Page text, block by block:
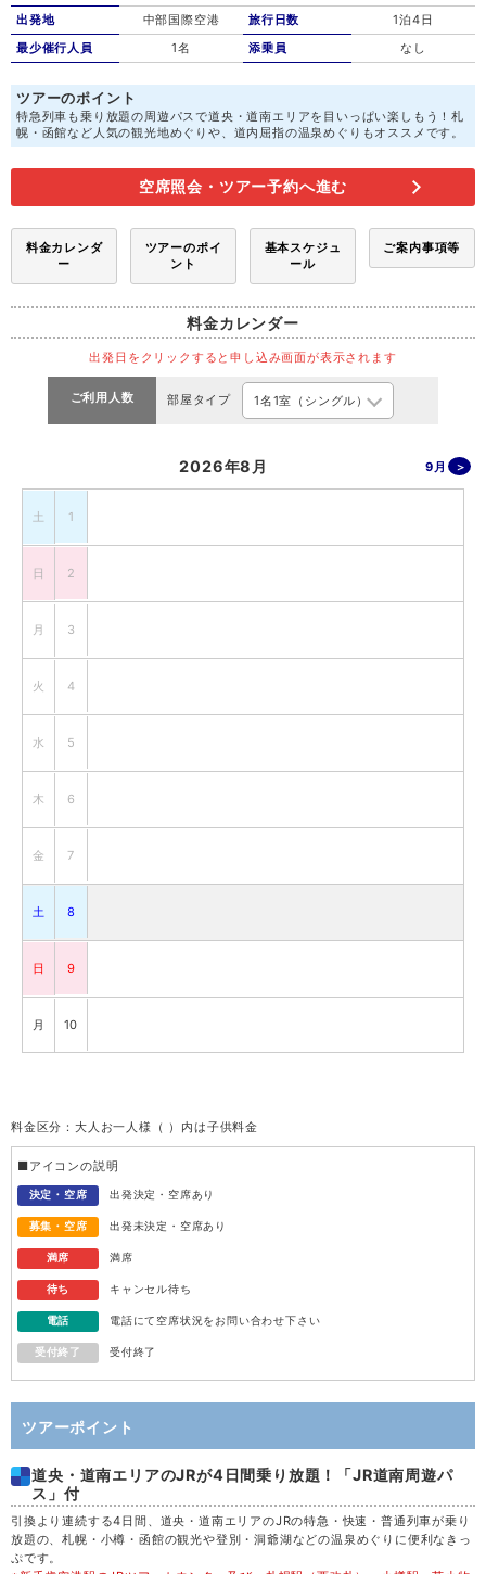
出発地
中部国際空港
最少催行人員
1名
旅行日数
1泊4日
添乗員
なし
ツアーのポイント
特急列車も乗り放題の周遊パスで道央・道南エリアを目いっぱい楽しもう！札
幌・函館など人気の観光地めぐりや、道内屈指の温泉めぐりもオススメです。
空席照会・ツアー予約へ進む
料金カレンダ
ー
ツアーのポイ
ント
基本スケジュ
ール
ご案内事項等
料金カレンダー
出発日をクリックすると申し込み画面が表示されます
ご利用人数 部屋タイプ
2026年8月 9月
土 1
日 2
月 3
火 4
水 5
木 6
金 7
土 8
日 9
月 10
水 12
木 13
金 14
日 16
月 17
火 18
水 19
料金区分：大人お一人様（ ）内は子供料金
■アイコンの説明
決定・空席 出発決定・空席あり
募集・空席 出発未決定・空席あり
満席 満席
待ち キャンセル待ち
電話 電話にて空席状況をお問い合わせ下さい
受付終了 受付終了
ツアーポイント
道央・道南エリアのJRが4日間乗り放題！「JR道南周遊パ
ス」付
引換より連続する4日間、道央・道南エリアのJRの特急・快速・普通列車が乗り
放題の、札幌・小樽・函館の観光や登別・洞爺湖などの温泉めぐりに便利なきっ
ぷです。